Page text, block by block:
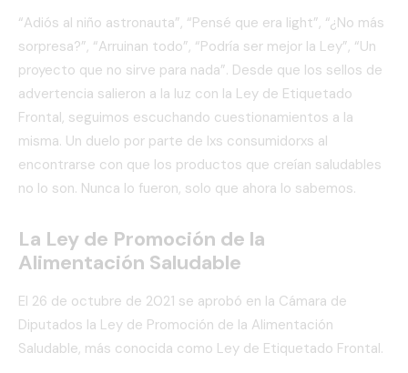
“Adiós al niño astronauta”, “Pensé que era light”, “¿No más
sorpresa?”, “Arruinan todo”, “Podría ser mejor la Ley”, “Un
proyecto que no sirve para nada”. Desde que los sellos de
advertencia salieron a la luz con la Ley de Etiquetado
Frontal, seguimos escuchando cuestionamientos a la
misma. Un duelo por parte de lxs consumidorxs al
encontrarse con que los productos que creían saludables
no lo son. Nunca lo fueron, solo que ahora lo sabemos.
La Ley de Promoción de la
Alimentación Saludable
El 26 de octubre de 2021 se aprobó en la Cámara de
Diputados la Ley de Promoción de la Alimentación
Saludable, más conocida como Ley de Etiquetado Frontal.